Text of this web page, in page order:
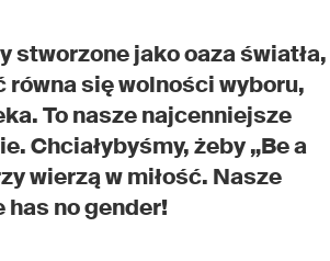
stworzone jako oaza światła,
się wolności wyboru,
To nasze najcenniejsze
Chciałybyśmy, żeby „Be a
wierzą w miłość. Nasze
no gender!